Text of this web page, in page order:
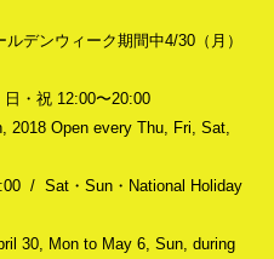
デンウィーク期間中4/30（月）
・祝 12:00〜20:00
Open every Thu, Fri, Sat,
/ Sat・Sun・National Holiday
30, Mon to May 6, Sun, during